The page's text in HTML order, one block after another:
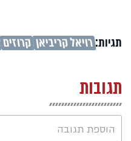
תגיות:רויאל קריביאן קרוזים
תגובות
הוספת תגובה